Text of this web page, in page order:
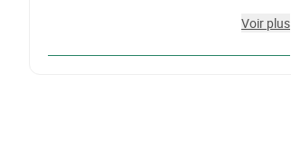
Voir plus